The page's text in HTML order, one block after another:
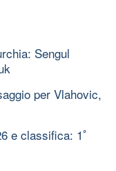
Sengul
per Vlahovic,
e classifica: 1ﾟ